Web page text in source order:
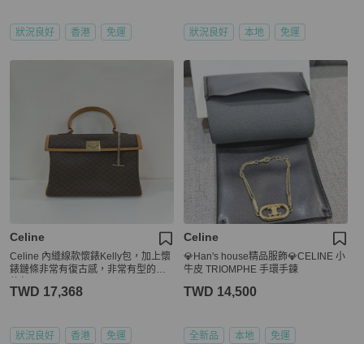
狀況良好 香港 免運 狀況良好 本地 免運
Celine
Celine 內縫線款懷錶Kelly包，加上懷
錶鏈條非常有復古感，非常有型的一
TWD 17,368
狀況良好 香港 免運
Celine
💎Han's house精品服飾💎CELINE 小
牛皮 TRIOMPHE 手環手鍊
TWD 14,500
全新品 本地 免運